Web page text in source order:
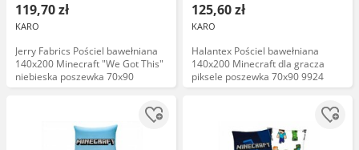
119,70 zł
KARO
Jerry Fabrics Pościel bawełniana
140x200 Minecraft "We Got This"
niebieska poszewka 70x90
125,60 zł
KARO
Halantex Pościel bawełniana
140x200 Minecraft dla gracza
piksele poszewka 70x90 9924